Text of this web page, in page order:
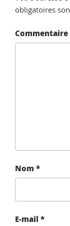
obligatoires
Commentaire
Nom *
E-mail *